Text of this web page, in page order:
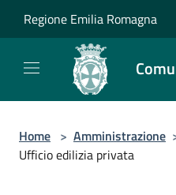
Regione Emilia Romagna
Home > Amministrazione
Ufficio edilizia privata